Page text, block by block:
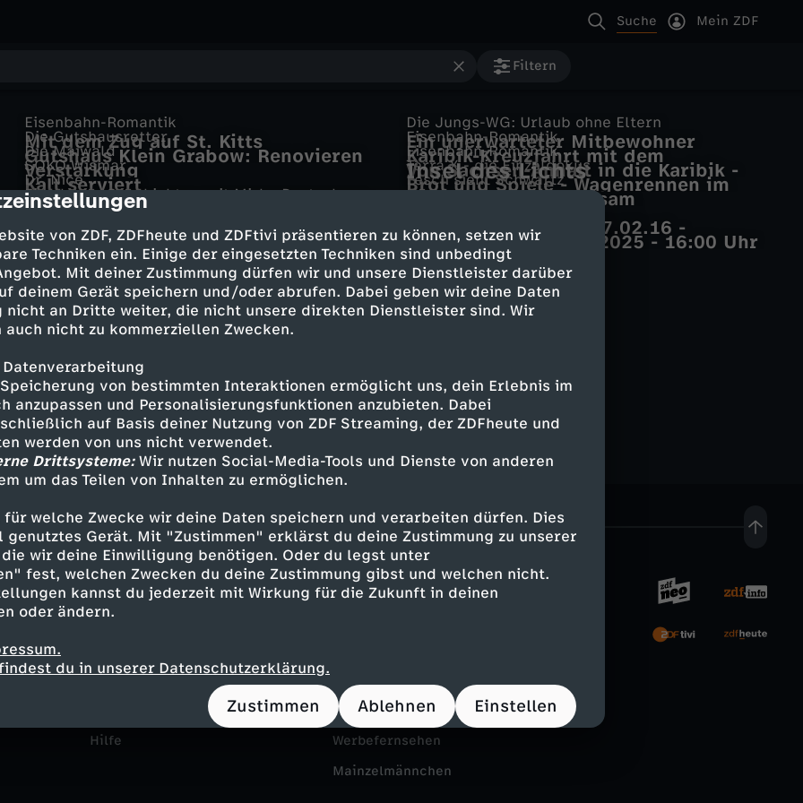
von ZDF, ZDFheute und ZDFtivi präsentieren zu können, setzen wir
Techniken ein. Einige der eingesetzten Techniken sind unbedingt
Mit deiner Zustimmung dürfen wir und unsere Dienstleister darüber
deinem Gerät speichern und/oder abrufen. Dabei geben wir deine Daten
nicht an Dritte weiter, die nicht unsere direkten Dienstleister sind. Wir
nicht zu kommerziellen Zwecken.
von bestimmten Interaktionen ermöglicht uns, dein Erlebnis im
anzupassen und Personalisierungsfunktionen anzubieten. Dabei
auf Basis deiner Nutzung von ZDF Streaming, der ZDFheute und
werden von uns nicht verwendet.
Drittsysteme:Wir nutzen Social-Media-Tools und Dienste von anderen
um das Teilen von Inhalten zu ermöglichen.
für welche Zwecke wir deine Daten speichern und verarbeiten dürfen. Dies
Gerät. Mit "Zustimmen" erklärst du deine Zustimmung zu unserer
wir deine Einwilligung benötigen. Oder du legst unter
fest, welchen Zwecken du deine Zustimmung gibst und welchen nicht.
kannst du jederzeit mit Wirkung für die Zukunft in deinen
oder ändern.
du in unserer Datenschutzerklärung.
Zustimmen Ablehnen Einstellen
Suche Mein ZDF
Filtern
Eisenbahn-Romantik
Mit dem Zug auf St. Kitts
Die Jungs-WG: Urlaub ohne Eltern
Ein unerwarteter Mitbewohner
Die Gutshausretter
Gutshaus Klein Grabow: Renovieren
statt Rente
Eisenbahn-Romantik
Karibik-Kreuzfahrt mit dem
Zuckerrohrzug – St. Kitts Scenic
Railway
Die Maiwald
Verstärkung
Eisenbahn-Romantik
Von Sachsen-Anhalt in die Karibik -
Neue Loks für St. Kitts
SOKO Wismar
Kalt serviert
Terra X - die Einzeldokus
Brot und Spiele - Wagenrennen im
Dr. Nice
Federn lassen
Lesch sieht Schwartz
Einsam oder gemeinsam
Eine kurze Geschichte - mit Mirko Drotschmann
Das Alte Ägypten
Insel des Lichts
Dahoam is Dahoam
Bereit zu verzeihen? · 15.07.20 - Krise im Paradies · 17.02.16 -
Aktuelle Stunde - 16.11.2025 WDR aktuell - 30.07.2025 - 16:00 Uhr
Mehr Inhalte laden
Service
ZDFmitreden
Tickets
Zuschauerservice
Hilfe
Das ZDF
ZDF goes Schule
Werbefernsehen
Mainzelmännchen